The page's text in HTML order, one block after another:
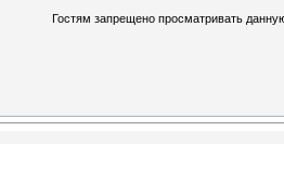
Гостям запрещено просматривать